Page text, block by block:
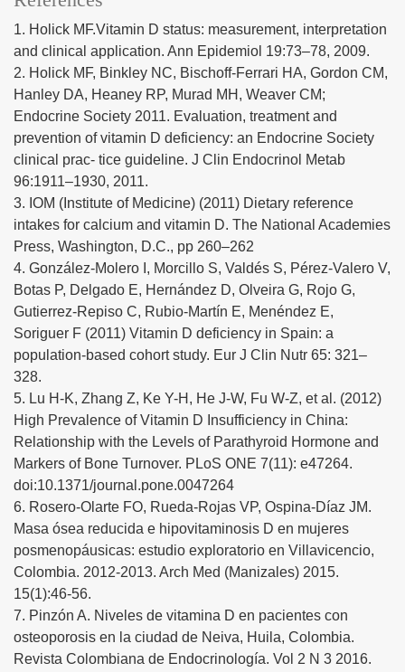
1. Holick MF.Vitamin D status: measurement, interpretation
and clinical application. Ann Epidemiol 19:73–78, 2009.
2. Holick MF, Binkley NC, Bischoff-Ferrari HA, Gordon CM,
Hanley DA, Heaney RP, Murad MH, Weaver CM;
Endocrine Society 2011. Evaluation, treatment and
prevention of vitamin D deficiency: an Endocrine Society
clinical prac- tice guideline. J Clin Endocrinol Metab
96:1911–1930, 2011.
3. IOM (Institute of Medicine) (2011) Dietary reference
intakes for calcium and vitamin D. The National Academies
Press, Washington, D.C., pp 260–262
4. González-Molero I, Morcillo S, Valdés S, Pérez-Valero V,
Botas P, Delgado E, Hernández D, Olveira G, Rojo G,
Gutierrez-Repiso C, Rubio-Martín E, Menéndez E,
Soriguer F (2011) Vitamin D deficiency in Spain: a
population-based cohort study. Eur J Clin Nutr 65: 321–
328.
5. Lu H-K, Zhang Z, Ke Y-H, He J-W, Fu W-Z, et al. (2012)
High Prevalence of Vitamin D Insufficiency in China:
Relationship with the Levels of Parathyroid Hormone and
Markers of Bone Turnover. PLoS ONE 7(11): e47264.
doi:10.1371/journal.pone.0047264
6. Rosero-Olarte FO, Rueda-Rojas VP, Ospina-Díaz JM.
Masa ósea reducida e hipovitaminosis D en mujeres
posmenopáusicas: estudio exploratorio en Villavicencio,
Colombia. 2012-2013. Arch Med (Manizales) 2015.
15(1):46-56.
7. Pinzón A. Niveles de vitamina D en pacientes con
osteoporosis en la ciudad de Neiva, Huila, Colombia.
Revista Colombiana de Endocrinología. Vol 2 N 3 2016.